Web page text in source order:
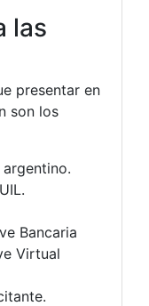
las
presentar en
son los
Bancaria
Virtual